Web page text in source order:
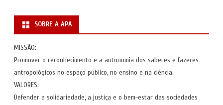
SOBRE A APA
MISSÃO:
Promover o reconhecimento e a autonomia dos saberes e fazeres
antropológicos no espaço público, no ensino e na ciência.
VALORES:
Defender a solidariedade, a justiça e o bem-estar das sociedades